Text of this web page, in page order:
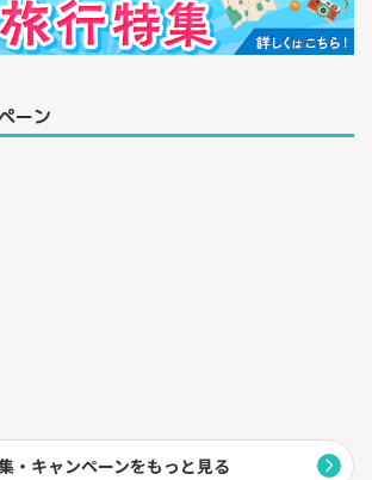
ーン
・キャンペーンをもっと見る